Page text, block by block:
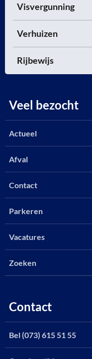
Visvergunning
Verhuizen
Rijbewijs
Veel bezocht
Actueel
Afval
Contact
Parkeren
Vacatures
Zoeken
Contact
Bel (073) 615 51 55